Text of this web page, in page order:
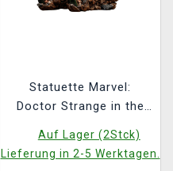
Statuette Marvel:
Doctor Strange in the
- Wong Art Scale 1/10
(Iron Studios)
Auf Lager (2Stck)
Lieferung in 2-5 Werktagen.